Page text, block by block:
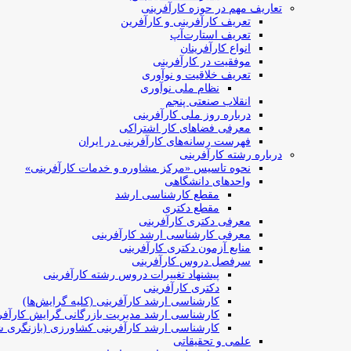
تعاریف مهم در حوزه کارآفرینی
تعریف کارآفرینی و کارآفرین
تعریف استارت‌آپ
انواع کارآفرینان
موفقیت در کارآفرینی
تعریف خلاقیت و نوآوری
نظام ملی نوآوری
انقلاب صنعتی پنجم
درباره روز ملی کارآفرینی
معرفی فضاهای کار اشتراکی
فهرست رسانه‌های کارآفرینی در ایران
درباره رشته کارآفرینی
نحوه تاسیس «مرکز مشاوره و خدمات کارآفرینی»
واحدهای دانشگاهی
مقطع کارشناسی ارشد
مقطع دکتری
معرفی دکتری کارآفرینی
معرفی کارشناسی ارشد کارآفرینی
منابع آزمون دکتری کارآفرینی
سرفصل دروس کارآفرینی
پیشنهاد تغییرات دروس رشته کارآفرینی
دکتری کارآفرینی
کارشناسی ارشد کارآفرینی (کلیه گرایش‌ها)
کارشناسی ارشد مدیریت بازرگانی گرایش
کارشناسی ارشد کارآفرینی کشاورزی (بازنگری
علمی و تحقیقاتی